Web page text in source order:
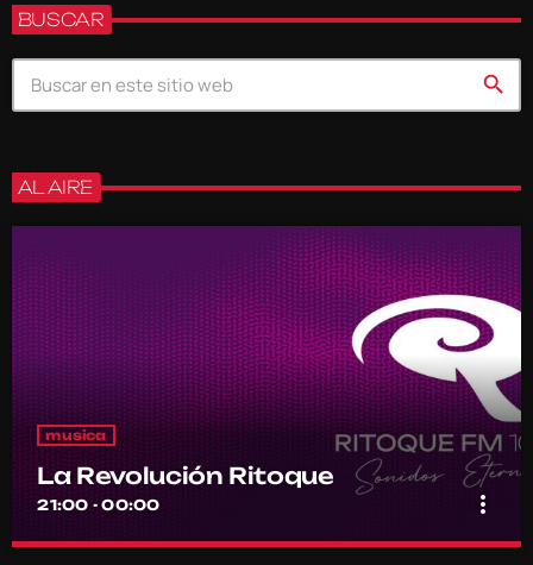
BUSCAR
search
AL AIRE
musica
La Revolución Ritoque
21:00 - 00:00 more_vert